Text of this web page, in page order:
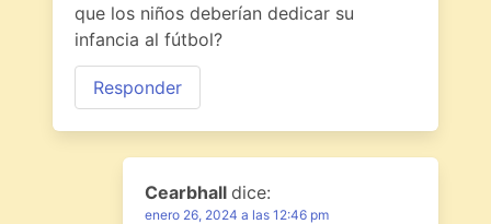
que los niños deberían dedicar su
infancia al fútbol?
Responder
Cearbhall dice:
enero 26, 2024 a las 12:46 pm